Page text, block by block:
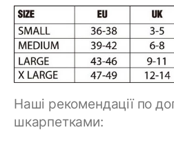
Наші рекомендації по
шкарпетками: